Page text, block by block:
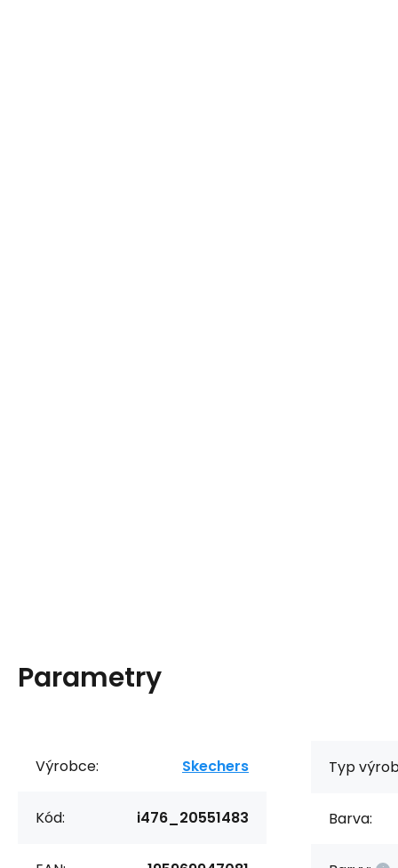
Parametry
Výrobce: Skechers
Kód: i476_20551483
Typ
Barva: